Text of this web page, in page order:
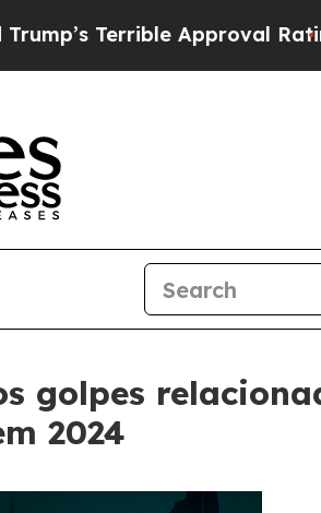
Approval RatingBlack
golpes
2024